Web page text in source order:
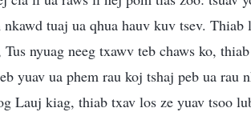
tuaj ua qhua hauv kuv tsev. Thiab
nyuag neeg txawv teb chaws ko,
yuav ua phem rau koj tshaj peb ua rau
Lauj kiag, thiab txav los ze yuav tsoo